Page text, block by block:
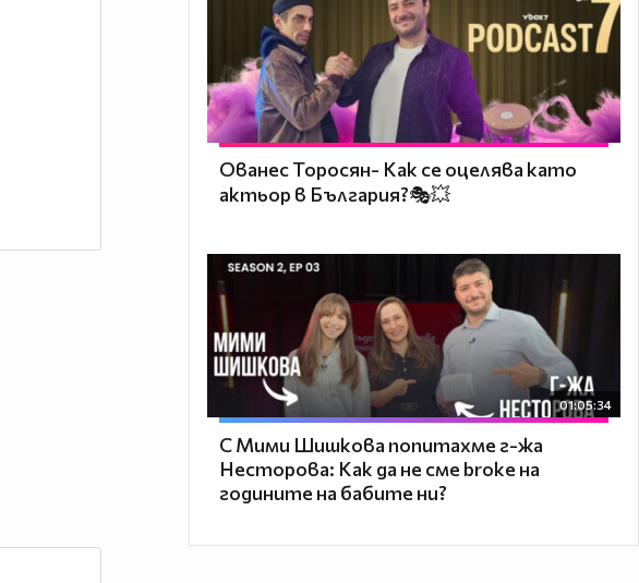
Ованес Торосян- Как се оцелява като
актьор в България?🎭💥
01:05:34
С Мими Шишкова попитахме г-жа
Несторова: Как да не сме broke на
годините на бабите ни?